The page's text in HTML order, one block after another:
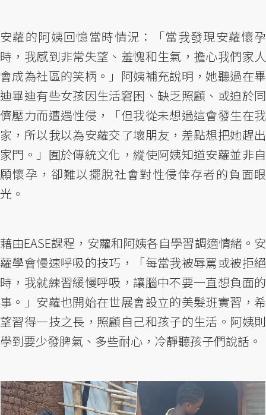
安蘿的阿姨回憶當時情況：「當我發現安蘿懷孕
時，我感到非常失望、羞愧和生氣，擔心我們家人
會成為社區的笑柄。」阿姨補充說明，她聽過在畢
迪畢迪有些女孩因生活窘困、缺乏照顧、或迫於同
儕壓力而遭遇性侵，「但我從未想過這會發生在我
家，所以我以為安蘿交了壞朋友，差點想把她趕出
家門。」囿於傳統文化，縱使阿姨知道安蘿並非自
願懷孕，卻難以擺脫社會對性侵倖存者的負面眼
光。
藉由EASE課程，安蘿和阿姨各自學習調適情緒。安
蘿學會慢速呼吸的技巧，「每當我被辱罵或被拒絕
時，我就練習緩慢呼吸，讓腦中不要一直想負面的
事。」安蘿也開始在世展會設立的美髮班實習，希
望習得一技之長，照顧自己和孩子的生活。阿姨則
學到要少發脾氣、多些耐心，冷靜聽孩子們說話。